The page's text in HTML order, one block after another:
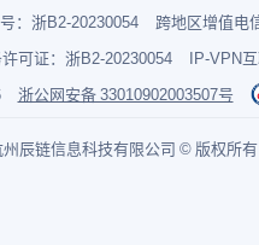
：浙B2-20230054
跨地区增值电
可证：浙B2-20230054
IP-VPN
浙公网安备 33010902003507号
辰链信息科技有限公司 © 版权所有